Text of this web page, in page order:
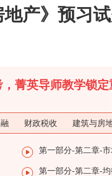
产》预习
菁英导师教学锁定
财政税收 建筑与房
第一部分-第二章-市
第一部分-第二章-